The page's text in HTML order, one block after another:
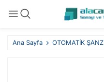
Ana Sayfa OTOMATİK